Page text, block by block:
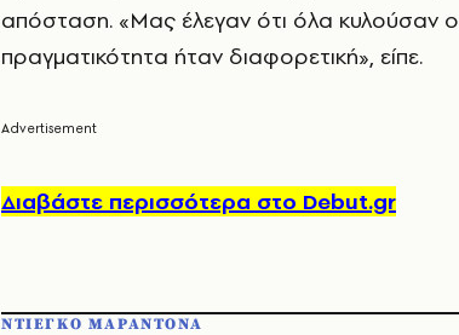
απόσταση. «Μας έλεγαν ότι όλα κυλούσαν
πραγματικότητα ήταν διαφορετική», είπε.
Διαβάστε περισσότερα στο Debut.gr
ΝΤΙΕΓΚΟ ΜΑΡΑΝΤΟΝΑ